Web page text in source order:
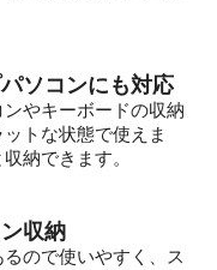
ソコンにも対応
やキーボードの収納
トな状態で使えま
納できます。
収納
ので使いやすく、ス